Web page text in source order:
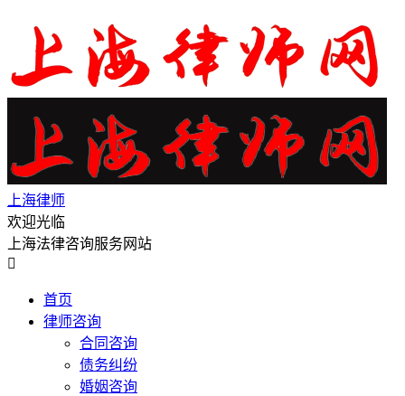
上海律师
欢迎光临
上海法律咨询服务网站

首页
律师咨询
合同咨询
债务纠纷
婚姻咨询